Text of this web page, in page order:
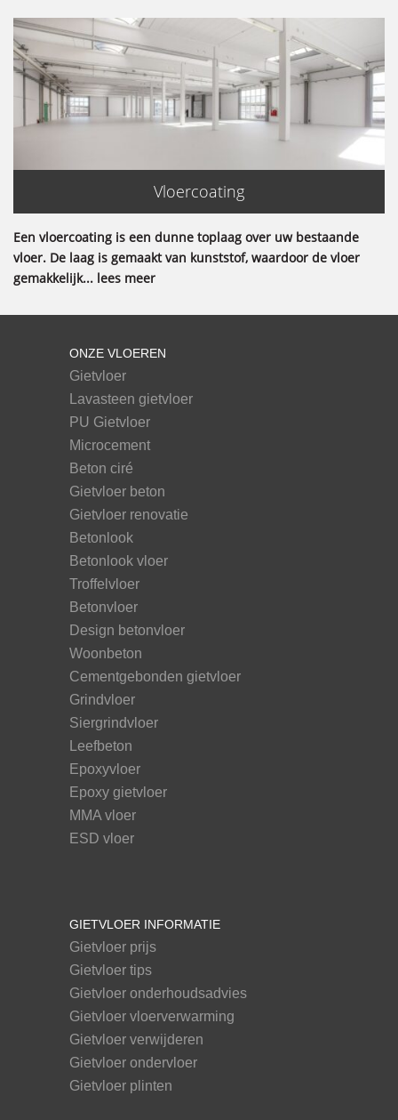
Vloercoating
Een vloercoating is een dunne toplaag over uw bestaande
vloer. De laag is gemaakt van kunststof, waardoor de vloer
gemakkelijk... lees meer
ONZE VLOEREN
Gietvloer
Lavasteen gietvloer
PU Gietvloer
Microcement
Beton ciré
Gietvloer beton
Gietvloer renovatie
Betonlook
Betonlook vloer
Troffelvloer
Betonvloer
Design betonvloer
Woonbeton
Cementgebonden gietvloer
Grindvloer
Siergrindvloer
Leefbeton
Epoxyvloer
Epoxy gietvloer
MMA vloer
ESD vloer
GIETVLOER INFORMATIE
Gietvloer prijs
Gietvloer tips
Gietvloer onderhoudsadvies
Gietvloer vloerverwarming
Gietvloer verwijderen
Gietvloer ondervloer
Gietvloer plinten